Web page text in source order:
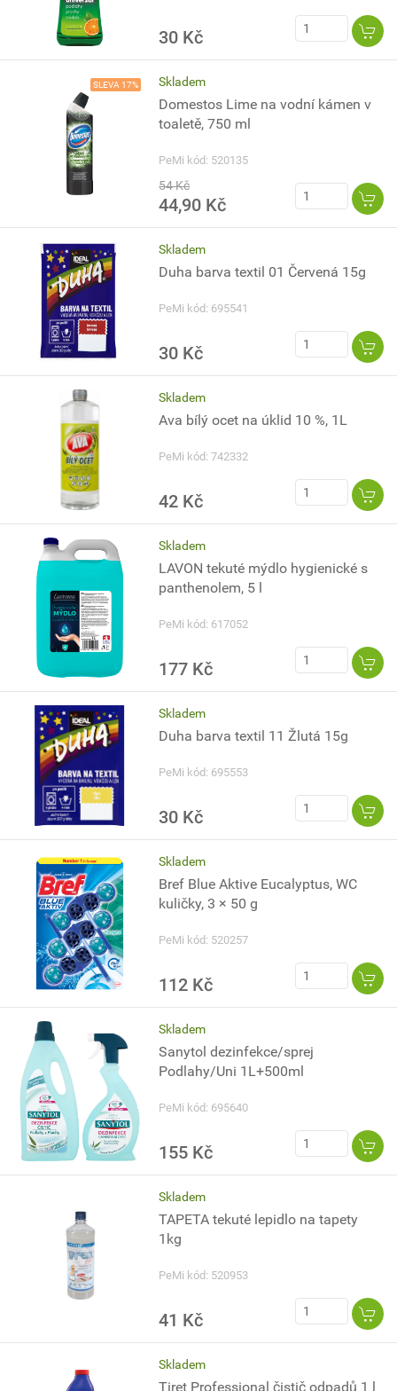
30 Kč
SLEVA 17% Skladem
Domestos Lime na vodní kámen v
toaletě, 750 ml
PeMi kód: 520135
54 Kč
44,90 Kč
Skladem
Duha barva textil 01 Červená 15g
PeMi kód: 695541
30 Kč
Skladem
Ava bílý ocet na úklid 10 %, 1L
PeMi kód: 742332
42 Kč
Skladem
LAVON tekuté mýdlo hygienické s
panthenolem, 5 l
PeMi kód: 617052
177 Kč
Skladem
Duha barva textil 11 Žlutá 15g
PeMi kód: 695553
30 Kč
Skladem
Bref Blue Aktive Eucalyptus, WC
kuličky, 3 × 50 g
PeMi kód: 520257
112 Kč
Skladem
Sanytol dezinfekce/sprej
Podlahy/Uni 1L+500ml
PeMi kód: 695640
155 Kč
Skladem
TAPETA tekuté lepidlo na tapety
1kg
PeMi kód: 520953
41 Kč
Skladem
Tiret Professional čistič odpadů 1 l